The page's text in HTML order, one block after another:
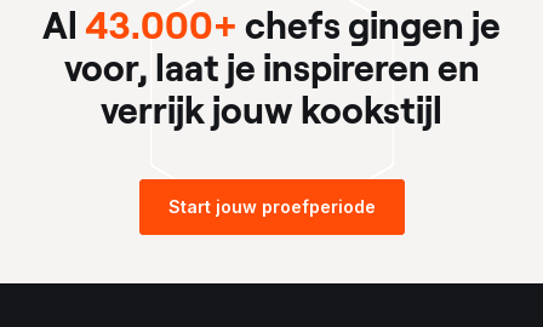
Al 43.000+ chefs gingen je
voor, laat je inspireren en
verrijk jouw kookstijl
Start jouw proefperiode